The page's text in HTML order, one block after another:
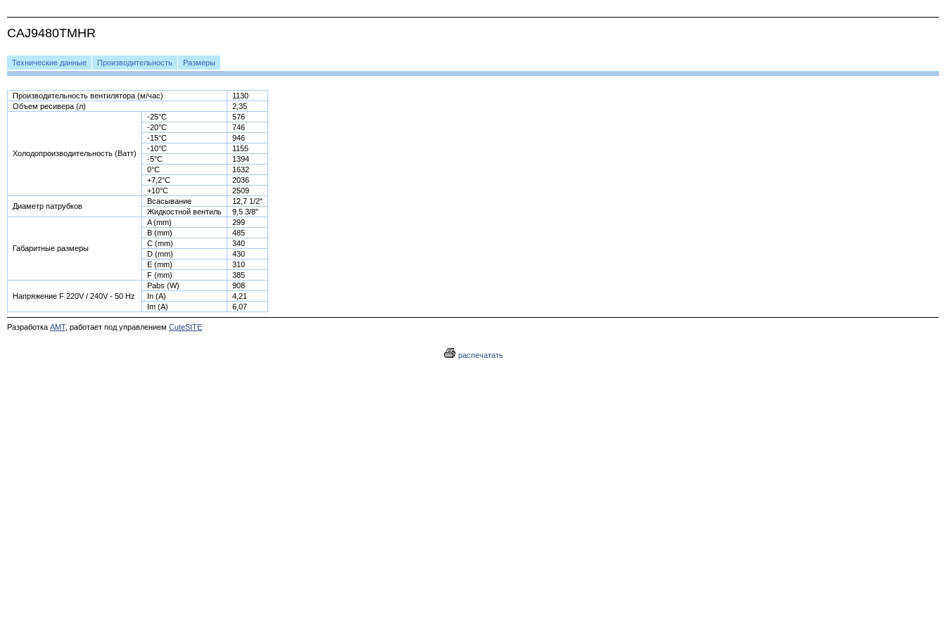
CAJ9480TMHR
Технические данные Производительность Размеры
Производительность вентилятора (м/час)
1130
Объем ресивера (л)
2,35
Холодопроизводительность (Ватт)
-25°С
576
-20°С
746
-15°С
946
-10°С
1155
-5°С
1394
0°С
1632
+7,2°С
2036
+10°С
2509
Диаметр патрубков
Всасывание
12,7 1/2"
Жидкостной вентиль
9,5 3/8"
Габаритные размеры
A (mm)
299
B (mm)
485
C (mm)
340
D (mm)
430
E (mm)
310
F (mm)
385
Напряжение F 220V / 240V - 50 Hz
Pabs (W)
908
In (A)
4,21
Im (A)
6,07
Разработка АМТ, работает под управлением CuteSITE
распечатать